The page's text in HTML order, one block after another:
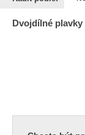
Dvojdílné plavky